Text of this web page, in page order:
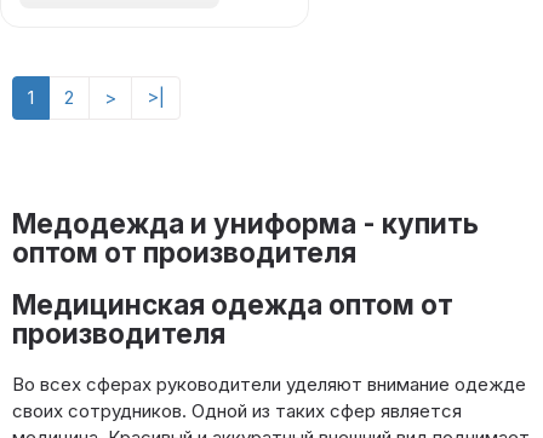
1 2 > >|
Медодежда и униформа - купить
оптом от производителя
Медицинская одежда оптом от
производителя
Во всех сферах руководители уделяют внимание одежде
своих сотрудников. Одной из таких сфер является